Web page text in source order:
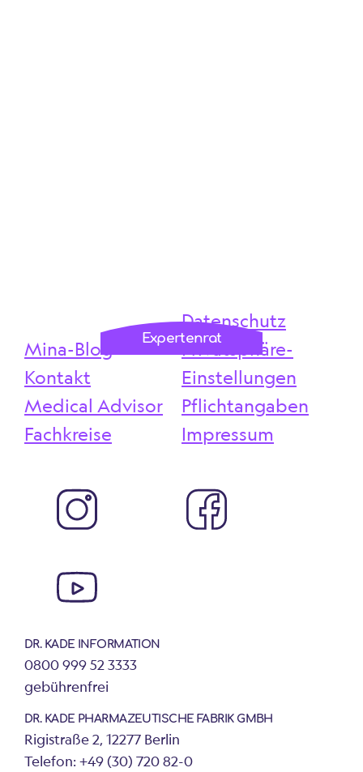
Expertenrat
Mina-Blog
Kontakt
Medical Advisor
Fachkreise
Datenschutz
Privatsphäre-
Einstellungen
Pflichtangaben
Impressum
DR. KADE INFORMATION
0800 999 52 3333
gebührenfrei
DR. KADE PHARMAZEUTISCHE FABRIK GMBH
Rigistraße 2, 12277 Berlin
Telefon: +49 (30) 720 82-0